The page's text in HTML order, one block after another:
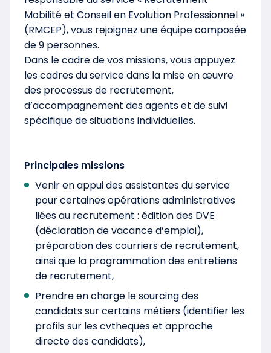
Mobilité et Conseil en Evolution Professionnel »
(RMCEP), vous rejoignez une équipe composée
de 9 personnes.
Dans le cadre de vos missions, vous appuyez
les cadres du service dans la mise en œuvre
des processus de recrutement,
d’accompagnement des agents et de suivi
spécifique de situations individuelles.
Principales missions
Venir en appui des assistantes du service
pour certaines opérations administratives
liées au recrutement : édition des DVE
(déclaration de vacance d’emploi),
préparation des courriers de recrutement,
ainsi que la programmation des entretiens
de recrutement,
Prendre en charge le sourcing des
candidats sur certains métiers (identifier les
profils sur les cvtheques et approche
directe des candidats),